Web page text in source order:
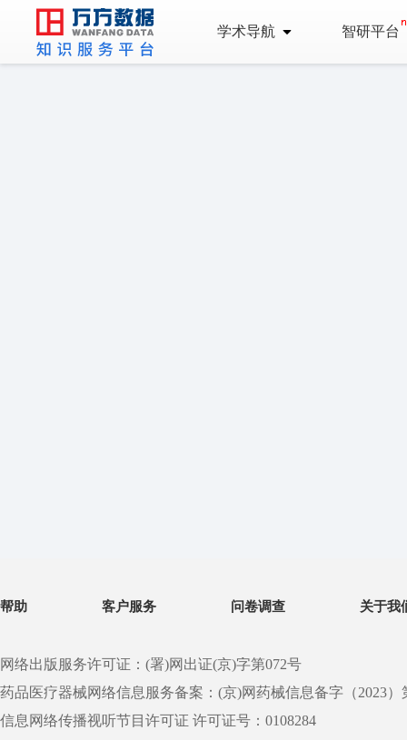
学术导航 智研平台
帮助 客户服务 问卷调查 关于我
网络出版服务许可证：(署)网出证(京)字第072号
药品医疗器械网络信息服务备案：(京)网药械信息备字（2023）
信息网络传播视听节目许可证 许可证号：0108284